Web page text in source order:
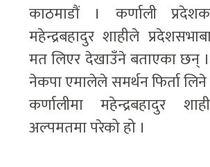
काठमाडौं । कर्णाली
महेन्द्रबहादुर शाहीले
मत लिएर देखाउँने बताएका छन्
नेकपा एमालेले समर्थन फिर्ता
कर्णालीमा महेन्द्रबहादुर
अल्पमतमा परेको हो ।